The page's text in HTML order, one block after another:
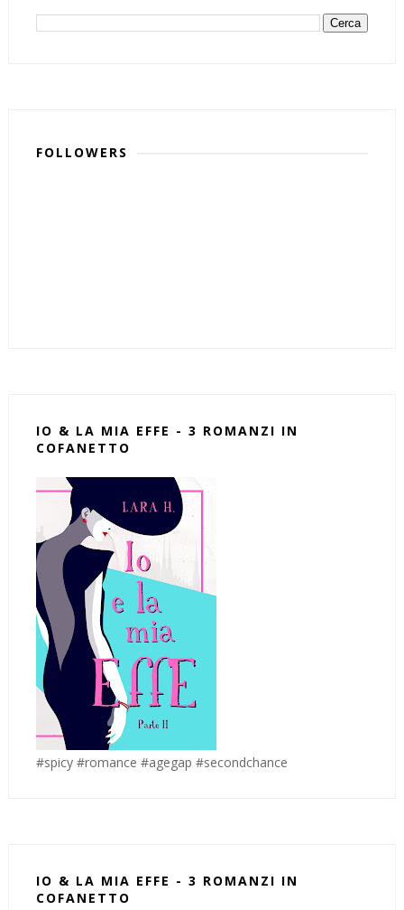
FOLLOWERS
IO & LA MIA EFFE - 3 ROMANZI IN
COFANETTO
#spicy #romance #agegap #secondchance
IO & LA MIA EFFE - 3 ROMANZI IN
COFANETTO